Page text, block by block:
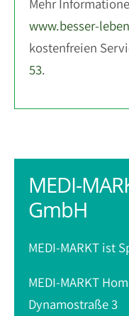
Mehr
www.besser-
kostenfreien
53.
MEDI-
GmbH
MEDI-MARKT ist
MEDI-MARKT
Dynamostraße 3